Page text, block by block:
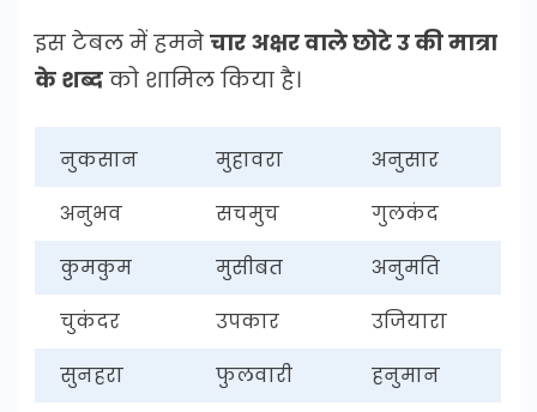
इस टेबल में हमने चार अक्षर वाले छोटे उ की मात्रा
के शब्द को शामिल किया है।
नुकसान मुहावरा
अनुसार
अनुभव
सचमुच
गुलकंद
कुमकुम
मुसीबत
अनुमति
चुकंदर
उपकार
उजियारा
सुनहरा
फुलवारी
हनुमान